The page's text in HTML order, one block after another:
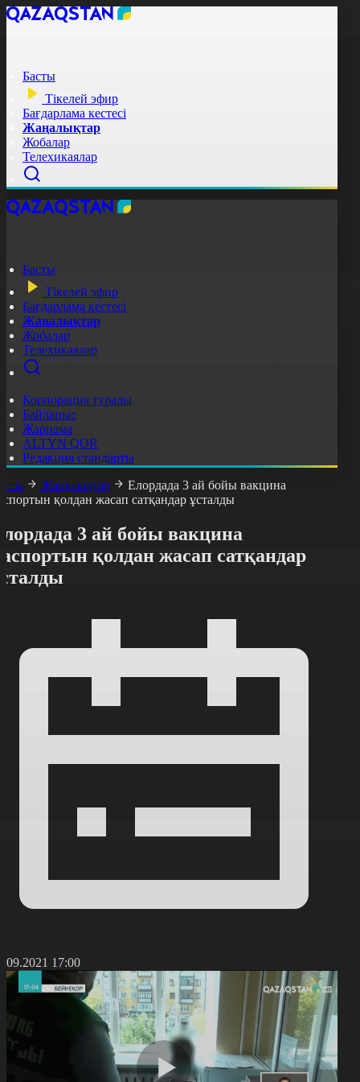
Басты
Тікелей эфир
Бағдарлама кестесі
Жаңалықтар
Жобалар
Телехикаялар
Басты
Тікелей эфир
Бағдарлама кестесі
Жаңалықтар
Жобалар
Телехикаялар
Корпорация туралы
Байланыс
Жарнама
ALTYN QOR
Редакция стандарты
Жаңалықтар
Елордада 3 ай бойы вакцина
қолдан жасап сатқандар ұсталды
3 ай бойы вакцина
қолдан жасап сатқандар
17:00